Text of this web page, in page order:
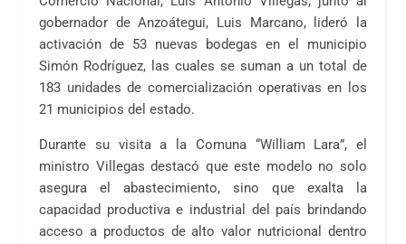
gobernador de Anzoátegui, Luis Marcano, lideró la
activación de 53 nuevas bodegas en el municipio
Simón Rodríguez, las cuales se suman a un total de
183 unidades de comercialización operativas en los
21 municipios del estado.
Durante su visita a la Comuna “William Lara”, el
ministro Villegas destacó que este modelo no solo
asegura el abastecimiento, sino que exalta la
capacidad productiva e industrial del país brindando
acceso a productos de alto valor nutricional dentro